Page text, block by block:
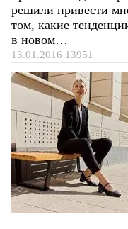
решили привести
том, какие
в новом…
13.01.2016 13951